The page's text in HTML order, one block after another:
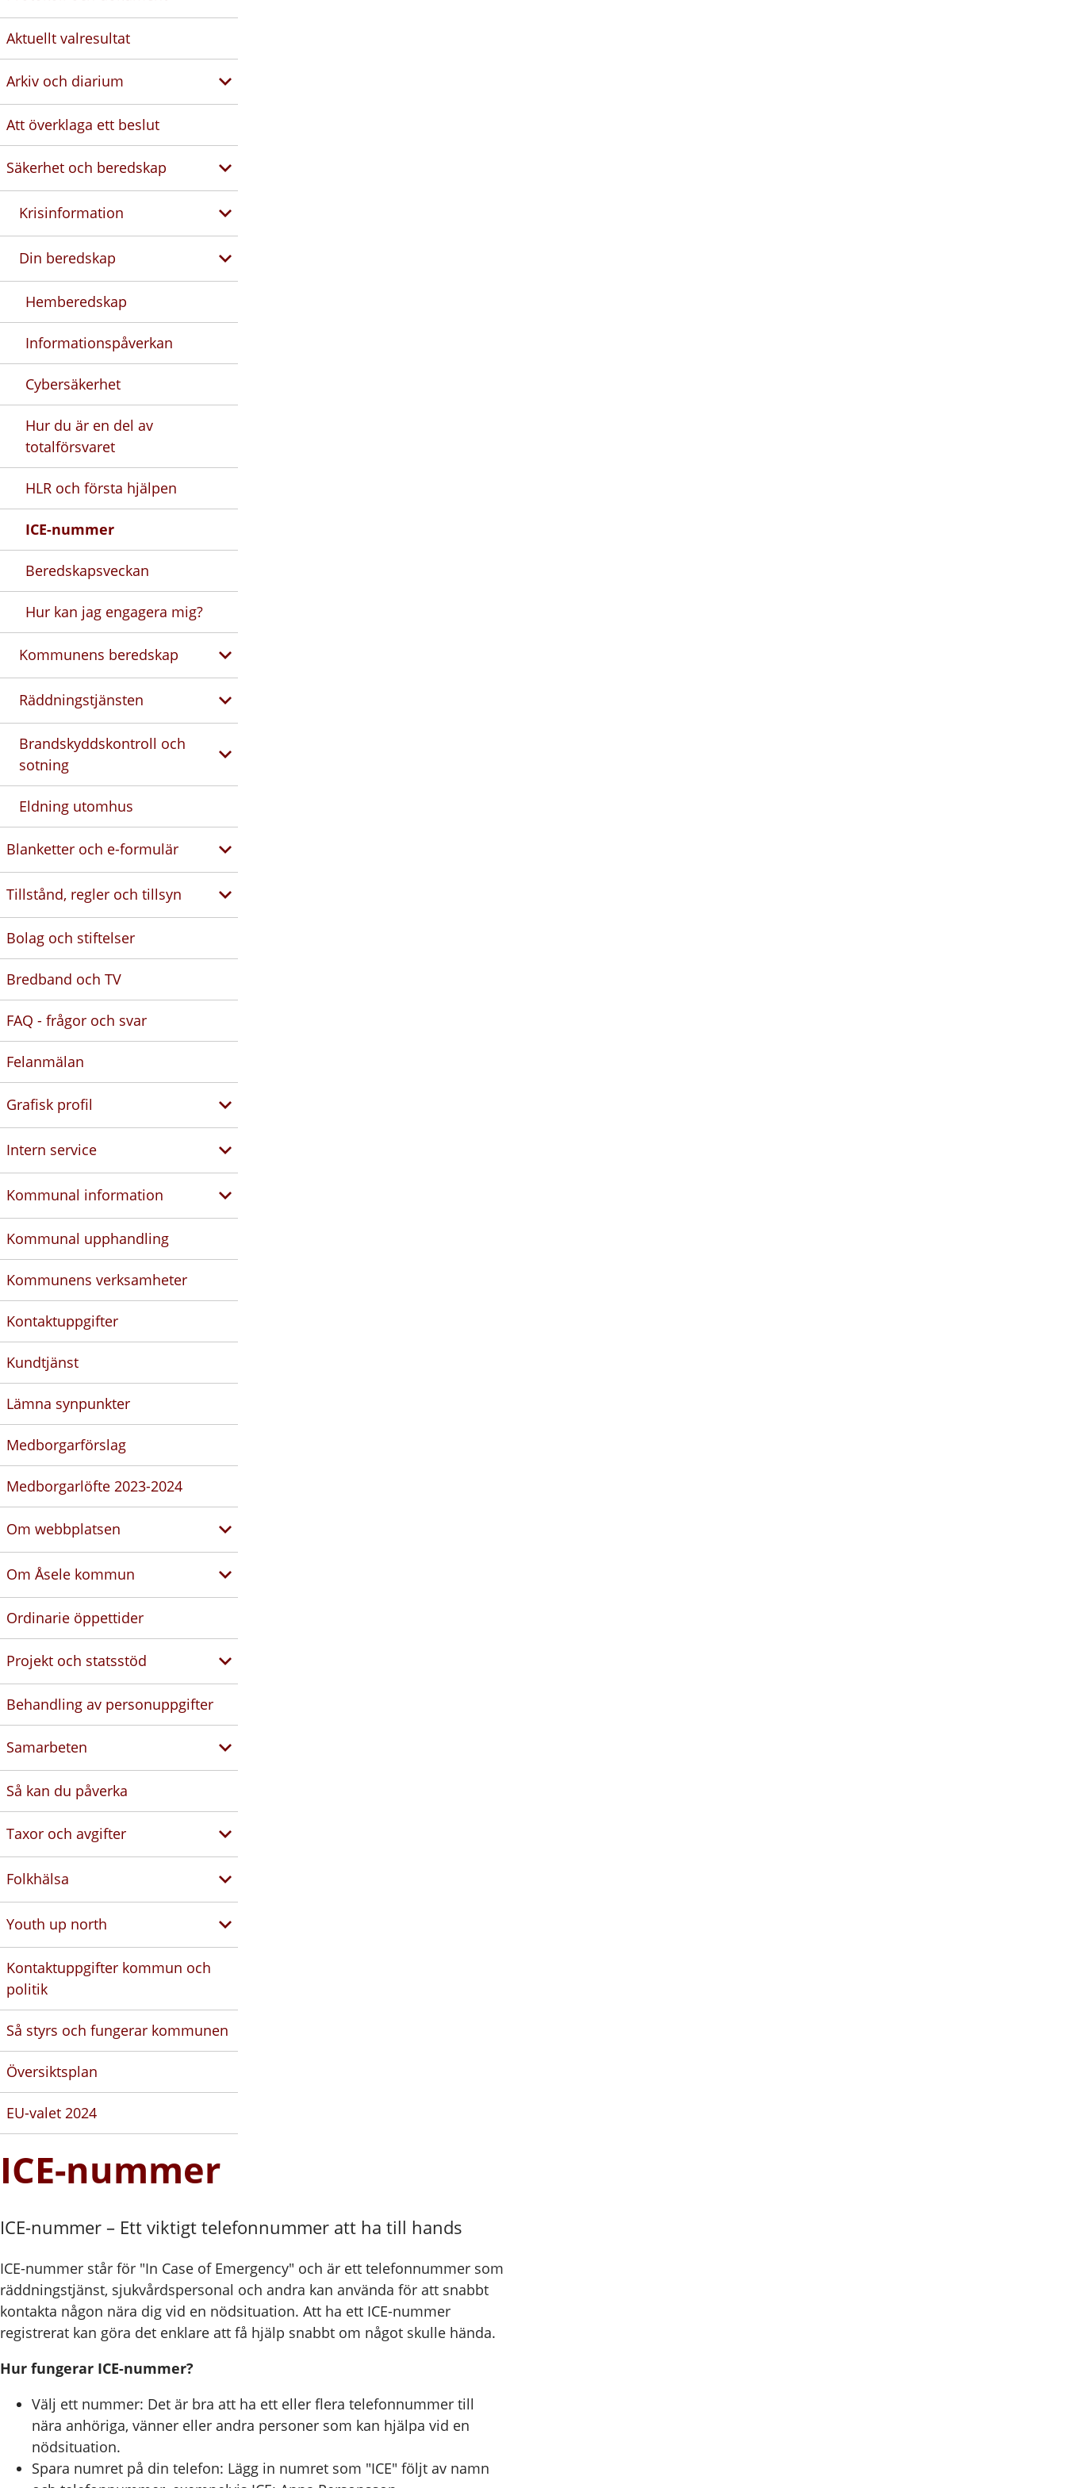
Aktuellt valresultat
Arkiv och diarium
Att överklaga ett beslut
Säkerhet och beredskap
Krisinformation
Din beredskap
Hemberedskap
Informationspåverkan
Cybersäkerhet
Hur du är en del av
totalförsvaret
HLR och första hjälpen
ICE-nummer
Beredskapsveckan
Hur kan jag engagera mig?
Kommunens beredskap
Räddningstjänsten
Brandskyddskontroll och
sotning
Eldning utomhus
Blanketter och e-formulär
Tillstånd, regler och tillsyn
Bolag och stiftelser
Bredband och TV
FAQ - frågor och svar
Felanmälan
Grafisk profil
Intern service
Kommunal information
Kommunal upphandling
Kommunens verksamheter
Kontaktuppgifter
Kundtjänst
Lämna synpunkter
Medborgarförslag
Medborgarlöfte 2023-2024
Om webbplatsen
Om Åsele kommun
Ordinarie öppettider
Projekt och statsstöd
Behandling av personuppgifter
Samarbeten
Så kan du påverka
Taxor och avgifter
Folkhälsa
Youth up north
Kontaktuppgifter kommun och
politik
Så styrs och fungerar kommunen
Översiktsplan
EU-valet 2024
ICE-nummer
ICE-nummer – Ett viktigt telefonnummer att ha till hands
ICE-nummer står för "In Case of Emergency" och är ett telefonnummer som
räddningstjänst, sjukvårdspersonal och andra kan använda för att snabbt
kontakta någon nära dig vid en nödsituation. Att ha ett ICE-nummer
registrerat kan göra det enklare att få hjälp snabbt om något skulle hända.
Hur fungerar ICE-nummer?
Välj ett nummer: Det är bra att ha ett eller flera telefonnummer till
nära anhöriga, vänner eller andra personer som kan hjälpa vid en
nödsituation.
Spara numret på din telefon: Lägg in numret som "ICE" följt av namn